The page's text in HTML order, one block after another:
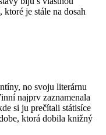
je stále na dosah
no svoju literárnu
najprv zaznamenala
si ju prečítali státisíce
ktorá dobila knižný